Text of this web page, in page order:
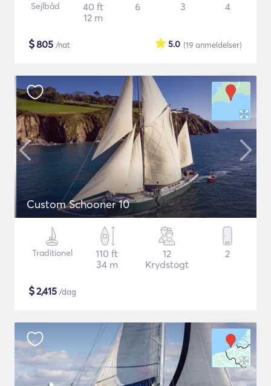
Sejlbåd
40 ft
12 m
6 3 4
$805 /nat (19 anmeldelser)
5.0
Custom Schooner 10
Traditionel
110 ft
34 m
12
Krydstogt
2
$2,415 /dag